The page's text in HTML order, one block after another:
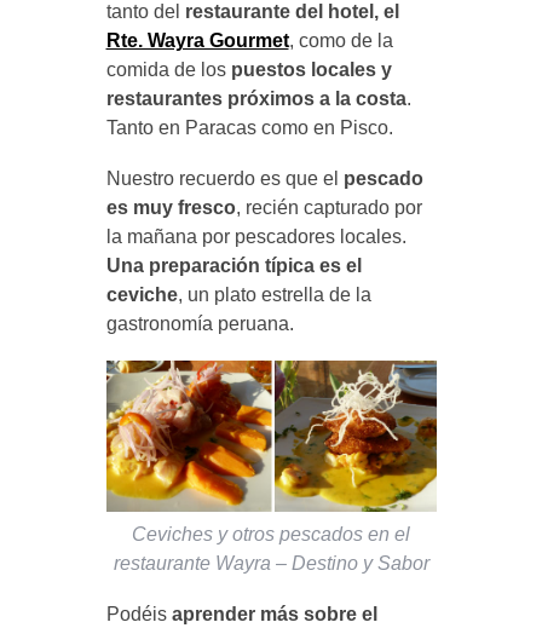
tanto del restaurante del hotel, el
Rte. Wayra Gourmet, como de la
comida de los puestos locales y
restaurantes próximos a la costa.
Tanto en Paracas como en Pisco.
Nuestro recuerdo es que el pescado
es muy fresco, recién capturado por
la mañana por pescadores locales.
Una preparación típica es el
ceviche, un plato estrella de la
gastronomía peruana.
Ceviches y otros pescados en el
restaurante Wayra – Destino y Sabor
Podéis aprender más sobre el